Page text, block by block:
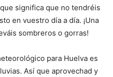
significa que no tendréis
en vuestro día a día. ¡Una
sombreros o gorras!
para Huelva es
Así que aprovechad y